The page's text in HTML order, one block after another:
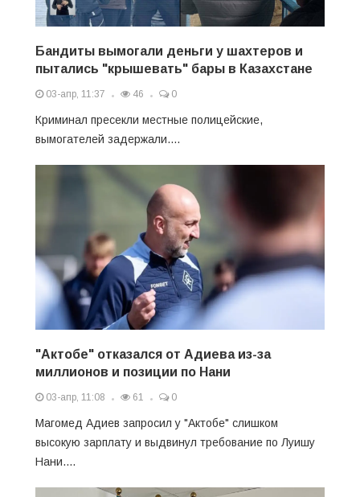
Бандиты вымогали деньги у шахтеров и
пытались "крышевать" бары в Казахстане
03-апр, 11:37 46 0
Криминал пресекли местные полицейские,
вымогателей задержали....
"Актобе" отказался от Адиева из-за
миллионов и позиции по Нани
03-апр, 11:08 61 0
Магомед Адиев запросил у "Актобе" слишком
высокую зарплату и выдвинул требование по Луишу
Нани....